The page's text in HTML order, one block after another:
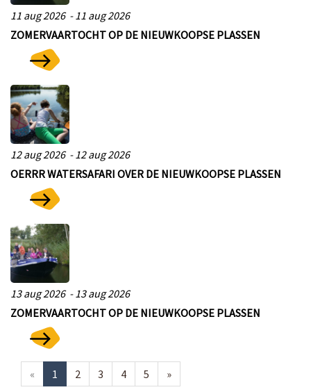
11 aug 2026 - 11 aug 2026
ZOMERVAARTOCHT OP DE NIEUWKOOPSE PLASSEN
12 aug 2026 - 12 aug 2026
OERRR WATERSAFARI OVER DE NIEUWKOOPSE PLASSEN
13 aug 2026 - 13 aug 2026
ZOMERVAARTOCHT OP DE NIEUWKOOPSE PLASSEN
« 1 2 3 4 5 »